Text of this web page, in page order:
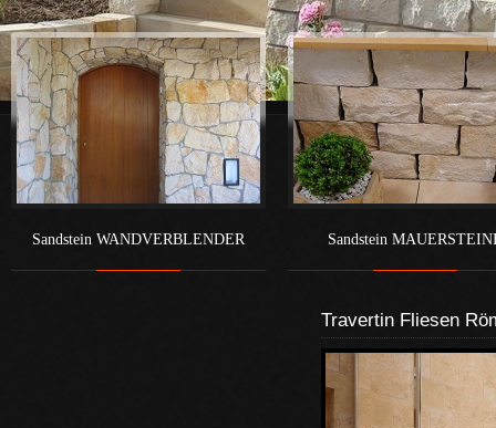
Sandstein WANDVERBLENDER Sandstein
Travertin Fliesen